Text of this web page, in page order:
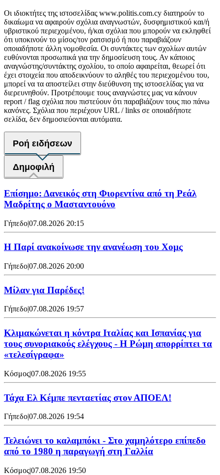
Οι ιδιοκτήτες της ιστοσελίδας www.politis.com.cy διατηρούν το
δικαίωμα να αφαιρούν σχόλια αναγνωστών, δυσφημιστικού και/ή
υβριστικού περιεχομένου, ή/και σχόλια που μπορούν να εκληφθεί
ότι υποκινούν το μίσος/τον ρατσισμό ή που παραβιάζουν
οποιαδήποτε άλλη νομοθεσία. Οι συντάκτες των σχολίων αυτών
ευθύνονται προσωπικά για την δημοσίευση τους. Αν κάποιος
αναγνώστης/συντάκτης σχολίου, το οποίο αφαιρείται, θεωρεί ότι
έχει στοιχεία που αποδεικνύουν το αληθές του περιεχομένου του,
μπορεί να τα αποστείλει στην διεύθυνση της ιστοσελίδας για να
διερευνηθούν. Προτρέπουμε τους αναγνώστες μας να κάνουν
report / flag σχόλια που πιστεύουν ότι παραβιάζουν τους πιο πάνω
κανόνες. Σχόλια που περιέχουν URL / links σε οποιαδήποτε
σελίδα, δεν δημοσιεύονται αυτόματα.
Ροή ειδήσεων
Δημοφιλή
Επίσημο: Δανεικός στη Φιορεντίνα από τη Ρεάλ
Μαδρίτης ο Μασταντουόνο
Γήπεδο|07.08.2026 20:15
Η Παρί ανακοίνωσε την ανανέωση του Χομς
Γήπεδο|07.08.2026 20:00
Μίλαν για Παρέδες!
Γήπεδο|07.08.2026 19:57
Κλιμακώνεται η κόντρα Ιταλίας και Ισπανίας για
τους συνοριακούς ελέγχους - Η Ρώμη απορρίπτει τα
«τελεσίγραφα»
Κόσμος|07.08.2026 19:55
Τάχα Ελ Κέμπε πενταετίας στον ΑΠΟΕΛ!
Γήπεδο|07.08.2026 19:54
Τελειώνει το καλαμπόκι - Στο χαμηλότερο επίπεδο
από το 1980 η παραγωγή στη Γαλλία
Κόσμος|07.08.2026 19:50